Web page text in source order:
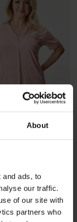
About
and ads, to
our traffic.
of our site with
partners who